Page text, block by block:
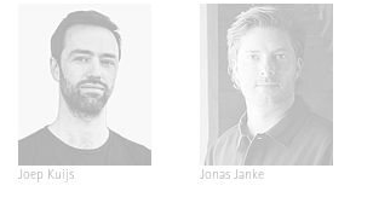
Joep Kuijs Jonas Janke